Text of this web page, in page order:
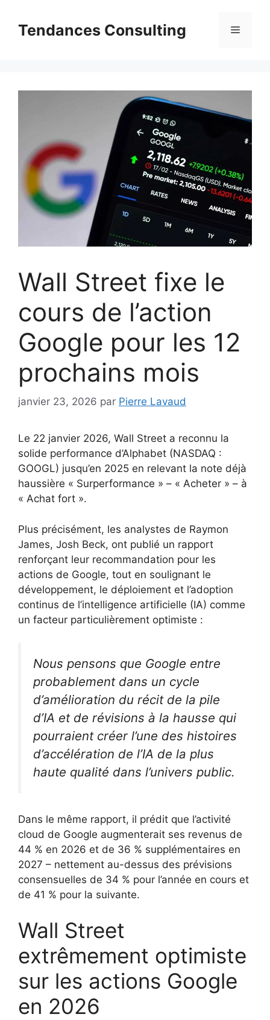
contenuTendances Consulting Menu
Wall Street fixe le
cours de l’action
Google pour les 12
prochains mois
janvier 23, 2026 par Pierre Lavaud
Le 22 janvier 2026, Wall Street a reconnu la
solide performance d’Alphabet (NASDAQ :
GOOGL) jusqu’en 2025 en relevant la note déjà
haussière « Surperformance » – « Acheter » – à
« Achat fort ».
Plus précisément, les analystes de Raymon
James, Josh Beck, ont publié un rapport
renforçant leur recommandation pour les
actions de Google, tout en soulignant le
développement, le déploiement et l’adoption
continus de l’intelligence artificielle (IA) comme
un facteur particulièrement optimiste :
Nous pensons que Google entre
probablement dans un cycle
d’amélioration du récit de la pile
d’IA et de révisions à la hausse qui
pourraient créer l’une des histoires
d’accélération de l’IA de la plus
haute qualité dans l’univers public.
Dans le même rapport, il prédit que l’activité
cloud de Google augmenterait ses revenus de
44 % en 2026 et de 36 % supplémentaires en
2027 – nettement au-dessus des prévisions
consensuelles de 34 % pour l’année en cours et
de 41 % pour la suivante.
Wall Street
extrêmement optimiste
sur les actions Google
en 2026